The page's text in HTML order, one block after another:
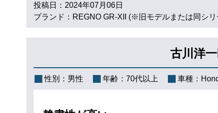
投稿日：2024年07月06日
ブランド：REGNO GR-XII (※旧モデルまたは同シ
古川洋
性別： 男性 年齢： 70代以上 車種：